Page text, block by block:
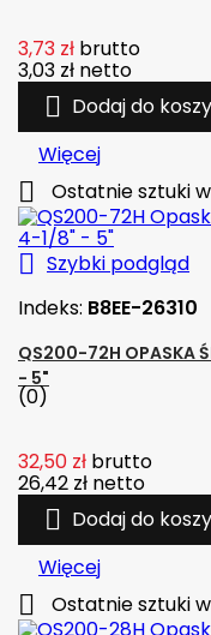
3,73 zł brutto
3,03 zł netto
 Dodaj do
Więcej
 Ostatnie sztuki
 Szybki podgląd
Indeks: B8EE-26310
QS200-72H OPASKA
- 5"
(0)
32,50 zł brutto
26,42 zł netto
 Dodaj do
Więcej
 Ostatnie sztuki